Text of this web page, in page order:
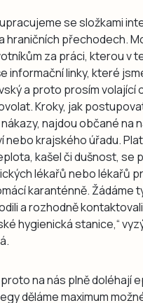
se složkami
hraničních přechodech.
za práci, kterou v
informační linky, které
a proto prosím
Kroky, jak
najdou občané na
krajského úřadu.
kašel či dušnost, se
lékařů nebo lékařů
karanténně. Žádáme
a rozhodně
hygienická stanice,“
na nás plně doléhají
děláme maximum